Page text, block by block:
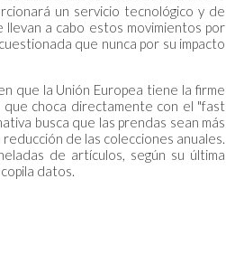
un servicio tecnológico y de
a cabo estos movimientos por
que nunca por su impacto
que la Unión Europea tiene la firme
choca directamente con el "fast
busca que las prendas sean más
de las colecciones anuales.
de artículos, según su última
datos.